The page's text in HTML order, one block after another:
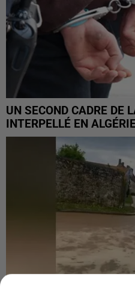
UN SECOND CADRE DE
INTERPELLÉ EN